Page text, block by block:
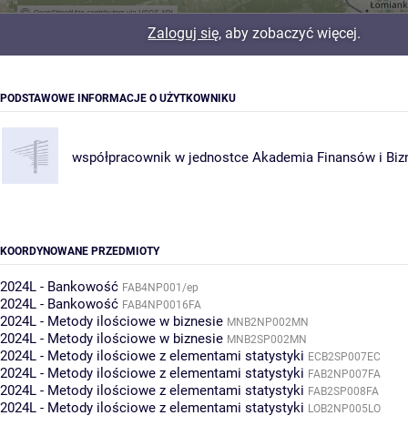
Zaloguj się, aby zobaczyć więcej.
PODSTAWOWE INFORMACJE O UŻYTKOWNIKU
współpracownik w jednostce Akademia Finansów i
KOORDYNOWANE PRZEDMIOTY
2024L - Bankowość FAB4NP001/ep
2024L - Bankowość FAB4NP0016FA
2024L - Metody ilościowe w biznesie MNB2NP002MN
2024L - Metody ilościowe w biznesie MNB2SP002MN
2024L - Metody ilościowe z elementami statystyki ECB2SP007EC
2024L - Metody ilościowe z elementami statystyki FAB2NP007FA
2024L - Metody ilościowe z elementami statystyki FAB2SP008FA
2024L - Metody ilościowe z elementami statystyki LOB2NP005LO